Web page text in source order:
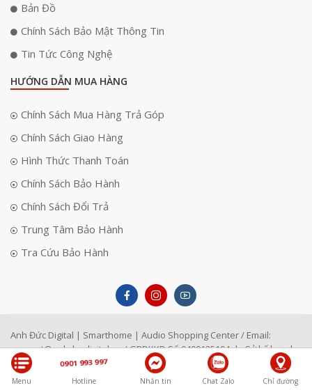
Menu
0901 993 997
Hotline Nhắn tin Chat Zalo Chỉ đường
Bản Đồ
Chính Sách Bảo Mật Thông Tin
Tin Tức Công Nghệ
HƯỚNG DẪN MUA HÀNG
Chính Sách Mua Hàng Trả Góp
Chính Sách Giao Hàng
Hình Thức Thanh Toán
Chính Sách Bảo Hành
Chính Sách Đổi Trả
Trung Tâm Bảo Hành
Tra Cứu Bảo Hành
Anh Đức Digital | Smarthome | Audio Shopping Center / Email:
support@anhducdigital.vn/ GPDKKD Số 0400125194 do Sở kế hoạch
đầu tư TP Đà Nẵng cấp ngày 22/4/1996